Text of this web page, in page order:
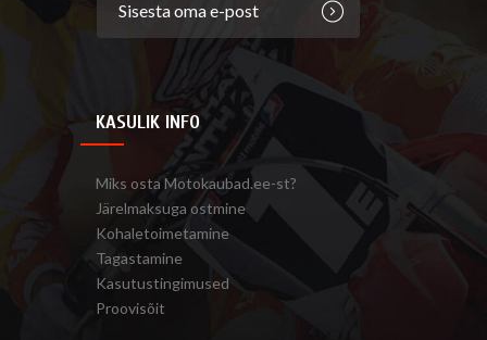
KASULIK INFO
Miks osta Motokaubad.ee-st?
Järelmaksuga ostmine
Kohaletoimetamine
Tagastamine
Kasutustingimused
Proovisõit